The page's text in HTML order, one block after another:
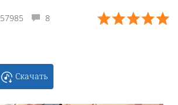
57985 8
Скачать